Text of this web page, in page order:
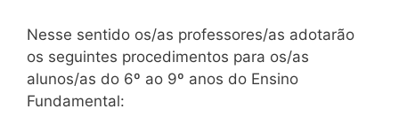
Nesse sentido os/as professores/as adotarão
os seguintes procedimentos para os/as
alunos/as do 6º ao 9º anos do Ensino
Fundamental: